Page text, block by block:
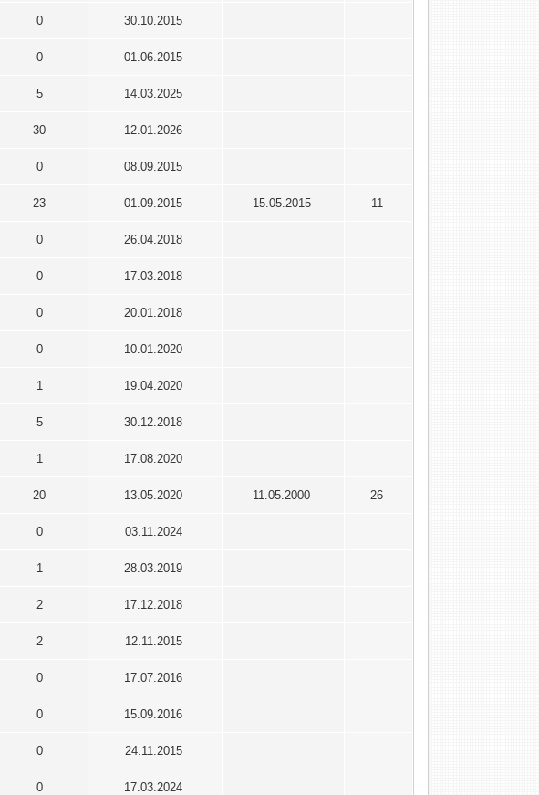
0 30.10.2015
0 01.06.2015
5 14.03.2025
30 12.01.2026
0 08.09.2015
23 01.09.2015 15.05.2015 11
0 26.04.2018
0 17.03.2018
0 20.01.2018
0 10.01.2020
1 19.04.2020
5 30.12.2018
1 17.08.2020
20 13.05.2020 11.05.2000 26
0 03.11.2024
1 28.03.2019
2 17.12.2018
2 12.11.2015
0 17.07.2016
0 15.09.2016
0 24.11.2015
0 17.03.2024